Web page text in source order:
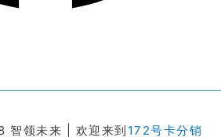
领未来 | 欢迎来到 172号卡分销